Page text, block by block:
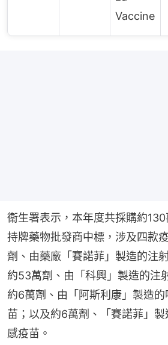
Vaccine
衞生署表示，本年度共採購約
持牌藥物批發商中標，涉及四款
劑、由藥廠「賽諾菲」製造的注
約53萬劑、由「科興」製造的注
約6萬劑、由「阿斯利康」製造
苗；以及約6萬劑、「賽諾菲」
感疫苗。